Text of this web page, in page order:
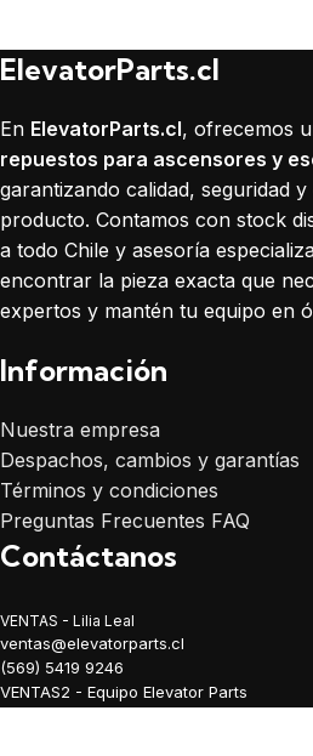
ElevatorParts.cl
En ElevatorParts.cl, ofrecemos
repuestos para ascensores y
garantizando calidad, seguridad
producto. Contamos con stock
a todo Chile y asesoría
encontrar la pieza exacta que
expertos y mantén tu equipo en
Información
Nuestra empresa
Despachos, cambios y garantías
Términos y condiciones
Preguntas Frecuentes FAQ
Contáctanos
VENTAS - Lilia Leal
ventas@elevatorparts.cl
(569) 5419 9246
VENTAS2 - Equipo Elevator Parts